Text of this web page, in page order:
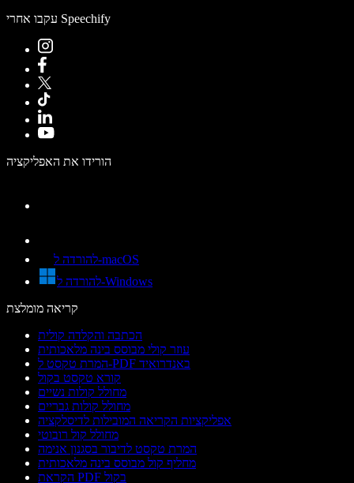
עקבו אחרי Speechify
הורידו את האפליקציה
להורדה ל-macOS
להורדה ל-Windows
קריאה מומלצת
הכתבה והקלדה קולית
עוזר קולי מבוסס בינה מלאכותית
המרת טקסט ל-PDF באנדרואיד
קורא טקסט בקול
מחולל קולות נשיים
מחולל קולות גבריים
אפליקציות הקריאה המובילות לדיסלקציה
מחולל קול רובוטי
המרת טקסט לדיבור בסגנון אנימה
מחליף קול מבוסס בינה מלאכותית
הקראת PDF בקול